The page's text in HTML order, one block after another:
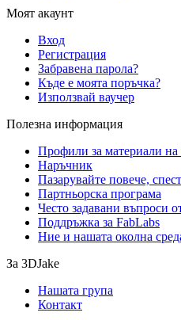
Моят акаунт
Вход
Регистрация
Забравена парола?
Къде е моята поръчка?
Използвай ваучер
Полезна информация
Профили за материали на
Наръчник
Пазарувайте повече,
Партньорска програма
Често задавани въпроси
Поддръжка за FabLabs
Ние и нашата околна
За 3DJake
Нашата група
Контакт